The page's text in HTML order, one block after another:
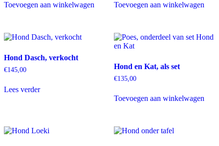
Toevoegen aan winkelwagen Toevoegen aan winkelwagen
Hond Dasch, verkocht
€145,00
Lees verder
Hond en Kat, als set
€135,00
Toevoegen aan winkelwagen